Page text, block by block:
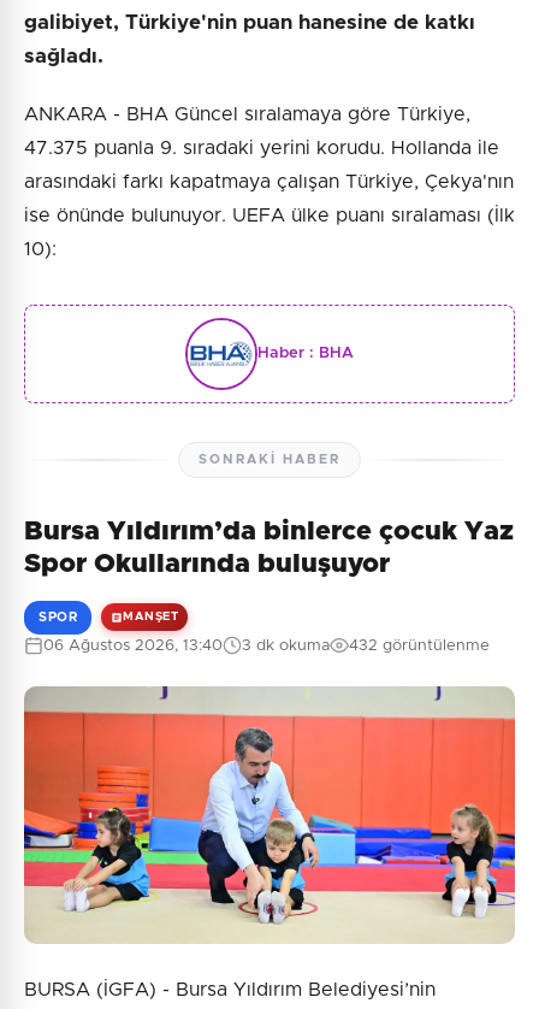
galibiyet, Türkiye'nin puan hanesine de katkı
sağladı.
ANKARA - BHA Güncel sıralamaya göre Türkiye,
47.375 puanla 9. sıradaki yerini korudu. Hollanda ile
arasındaki farkı kapatmaya çalışan Türkiye, Çekya'nın
ise önünde bulunuyor. UEFA ülke puanı sıralaması (İlk
10):
Haber : BHA
SONRAKI HABER
Bursa Yıldırım’da binlerce çocuk Yaz
Spor Okullarında buluşuyor
SPOR MANŞET
06 Ağustos 2026, 13:40 3 dk okuma 432 görüntülenme
BURSA (İGFA) - Bursa Yıldırım Belediyesi’nin